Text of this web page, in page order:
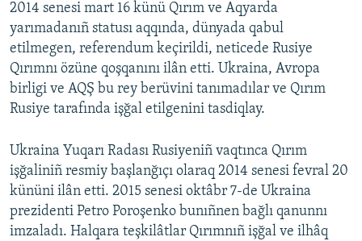
2014 senesi mart 16 künü Qırım ve Aqyarda
yarımadanıñ statusı aqqında, dünyada qabul
etilmegen, referendum keçirildi, neticede Rusiye
Qırımnı özüne qoşqanını ilân etti. Ukraina, Avropa
birligi ve AQŞ bu rey berüvini tanımadılar ve Qırım
Rusiye tarafında işğal etilgenini tasdiqlay.
Ukraina Yuqarı Radası Rusiyeniñ vaqtınca Qırım
işğaliniñ resmiy başlanğıçı olaraq 2014 senesi fevral 20
kününi ilân etti. 2015 senesi oktâbr 7-de Ukraina
prezidenti Petro Poroşenko bunıñnen bağlı qanunnı
imzaladı. Halqara teşkilâtlar Qırımnıñ işğal ve ilhâq